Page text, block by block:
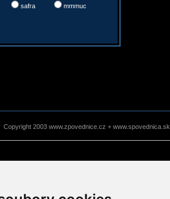
safra
mmmuc
Copyright 2003 www.zpovednice.cz + www.spovednica.sk